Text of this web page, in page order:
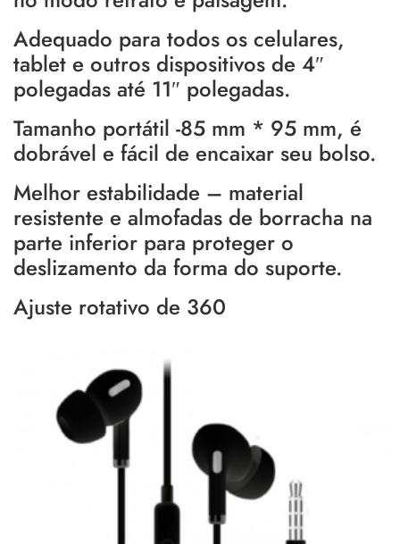
Adequado para todos os celulares,
tablet e outros dispositivos de 4″
polegadas até 11″ polegadas.
Tamanho portátil -85 mm * 95 mm, é
dobrável e fácil de encaixar seu bolso.
Melhor estabilidade – material
resistente e almofadas de borracha na
parte inferior para proteger o
deslizamento da forma do suporte.
Ajuste rotativo de 360